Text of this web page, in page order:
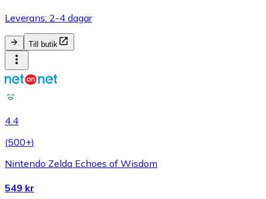
Leverans: 2-4 dagar
Till butik
4.4
(500+)
Nintendo Zelda Echoes of Wisdom
549 kr